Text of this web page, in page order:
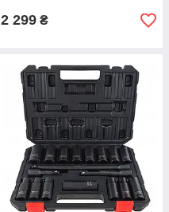
2 299 ₴